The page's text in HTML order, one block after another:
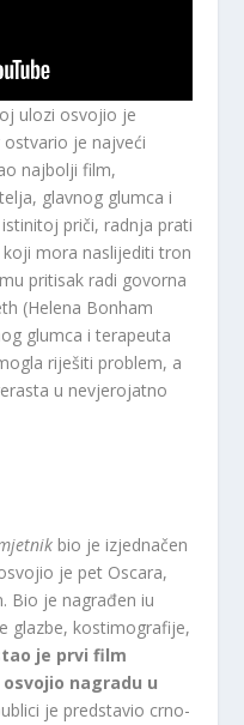
ulozi osvojio je
ostvario je najveći
najbolji film,
glavnog glumca i
priči, radnja prati
mora naslijediti tron
pritisak radi govorna
(Helena Bonham
glumca i terapeuta
riješiti problem, a
u nevjerojatno
bio je izjednačen
je pet Oscara,
Bio je nagrađen iu
glazbe, kostimografije,
je prvi film
nagradu u
je predstavio crno-